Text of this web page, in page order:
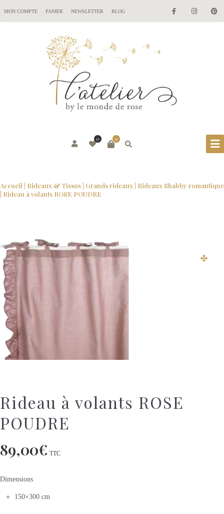
MON COMPTE PANIER NEWSLETTER BLOG
0
0
Accueil Rideaux & Tissus Grands rideaux Rideaux Shabby romantique
| Rideau à volants ROSE POUDRE
Rideau à volants ROSE
POUDRE
89,00€ TTC
Dimensions
150×300 cm